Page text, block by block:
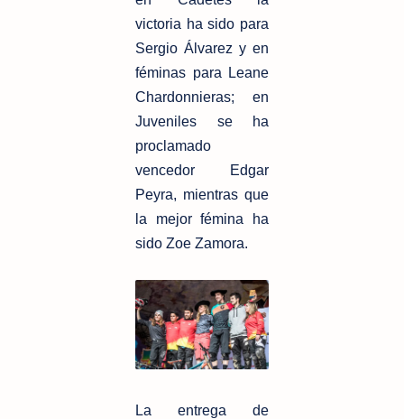
victoria ha sido para
Sergio Álvarez y en
féminas para Leane
Chardonnieras; en
Juveniles se ha
proclamado
vencedor Edgar
Peyra, mientras que
la mejor fémina ha
sido Zoe Zamora.
La entrega de